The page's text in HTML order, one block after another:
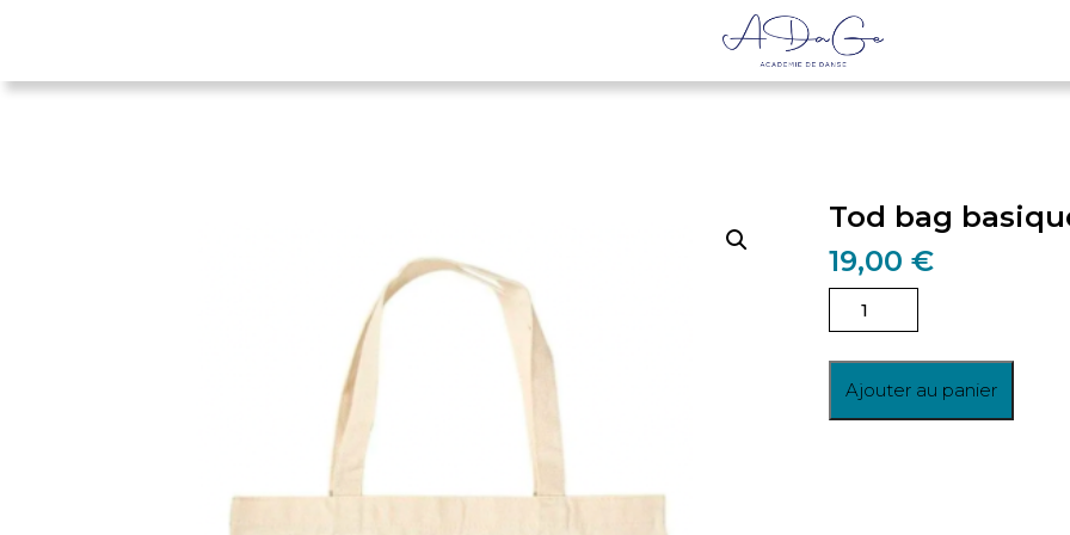
Tod bag
19,00€
quantité
de
bag
basique
Ajouter au panier